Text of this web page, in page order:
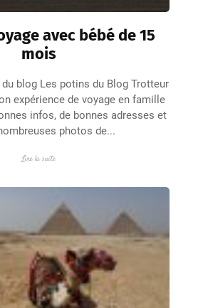
avec bébé de 15
mois
du blog Les potins du Blog Trotteur
expérience de voyage en famille
infos, de bonnes adresses et
photos de...
Lire la suite